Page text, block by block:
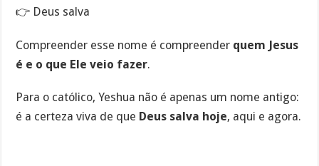
👉 Deus salva
Compreender esse nome é compreender quem Jesus
é e o que Ele veio fazer.
Para o católico, Yeshua não é apenas um nome antigo:
é a certeza viva de que Deus salva hoje, aqui e agora.